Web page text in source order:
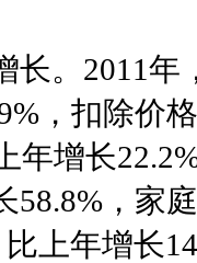
长。2011
，扣除价
年增长
58.8%，家
上年增长